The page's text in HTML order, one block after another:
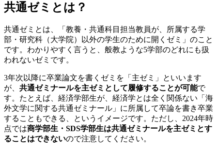
共通ゼミとは？
共通ゼミとは、「教養・共通科目担当教員が、所属する学
部・研究科（大学院）以外の学生のために開くゼミ」のこと
です。わかりやすく言うと、般教ような5学部のどれにも扱
われないゼミです。
3年次以降に卒業論文を書くゼミを「主ゼミ」といいます
が、 共通ゼミナールを主ゼミとして履修することが可能で
す。たとえば、経済学部生が、経済学とは全く関係ない「海
外文学に関する共通ゼミナール」に所属して卒論を書き卒業
することもできる、というイメージです。ただし、2024年時
点では商学部生・SDS学部生は共通ゼミナールを主ゼミとす
ることはできないので注意してください。